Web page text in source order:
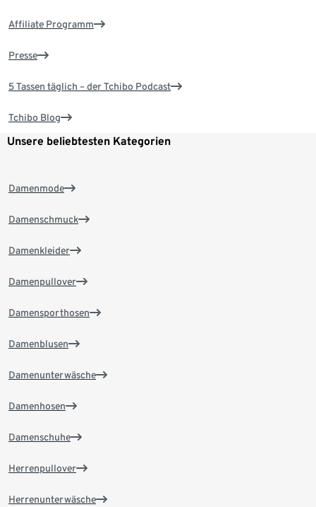
Affiliate Programm
Presse
5 Tassen täglich – der Tchibo Podcast
Tchibo Blog
Unsere beliebtesten Kategorien
Damenmode
Damenschmuck
Damenkleider
Damenpullover
Damensporthosen
Damenblusen
Damenunterwäsche
Damenhosen
Damenschuhe
Herrenpullover
Herrenunterwäsche